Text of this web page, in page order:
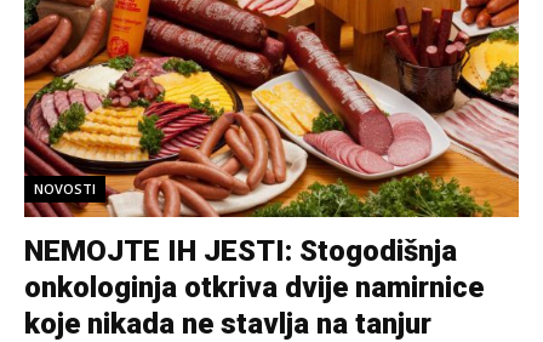
NOVOSTI
NEMOJTE IH JESTI: Stogodišnja
onkologinja otkriva dvije namirnice
koje nikada ne stavlja na tanjur